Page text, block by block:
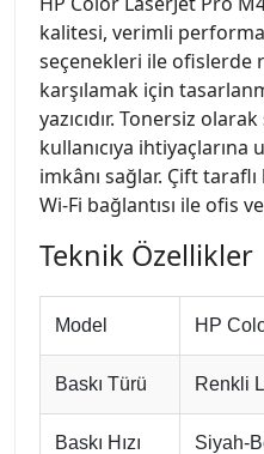
kalitesi, verimli
seçenekleri ile ofislerde
karşılamak için
yazıcıdır. Tonersiz
kullanıcıya
imkânı sağlar. Çift taraflı
Wi-Fi bağlantısı ile ofis
Teknik Özellikler
Model HP
Baskı Türü Renkli
Baskı Hızı
Siyah-